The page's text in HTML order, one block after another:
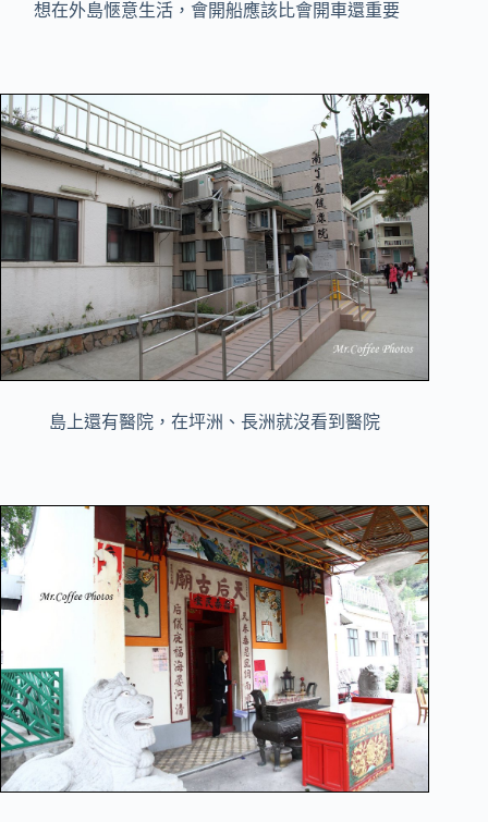
想在外島愜意生活，會開船應該比會開車還重要
島上還有醫院，在坪洲、長洲就沒看到醫院